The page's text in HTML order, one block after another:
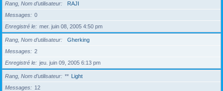
Rang, Nom d’utilisateur
RAJI
Messages
0
Enregistré le
mer. juin 08, 2005 4:50 pm
Rang, Nom d’utilisateur
Gherking
Messages
2
Enregistré le
jeu. juin 09, 2005 6:13 pm
Rang, Nom d’utilisateur ** Light
Messages
12